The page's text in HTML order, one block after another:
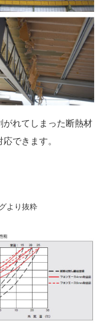
がれてしまった断熱材
できます。
より抜粋